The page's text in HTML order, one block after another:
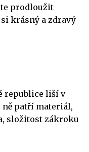
prodloužit
krásný a zdravý
republice liší v
patří materiál,
složitost zákroku